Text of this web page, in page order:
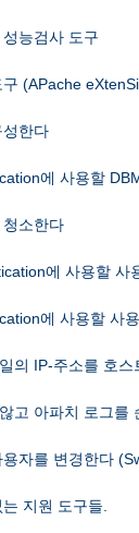
능검사 도구
(APache
성한다
에 사용할
소한다
에 사용할 사
에 사용할 사
의 IP-주소를 호
고 아파치 로그를
자를 변경한다
지원 도구들.